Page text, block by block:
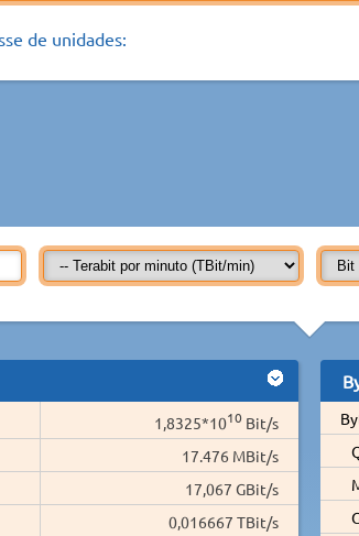
de unidades:
1,8325*1010 Bit/s
17.476 MBit/s
17,067 GBit/s
0,016667 TBit/s